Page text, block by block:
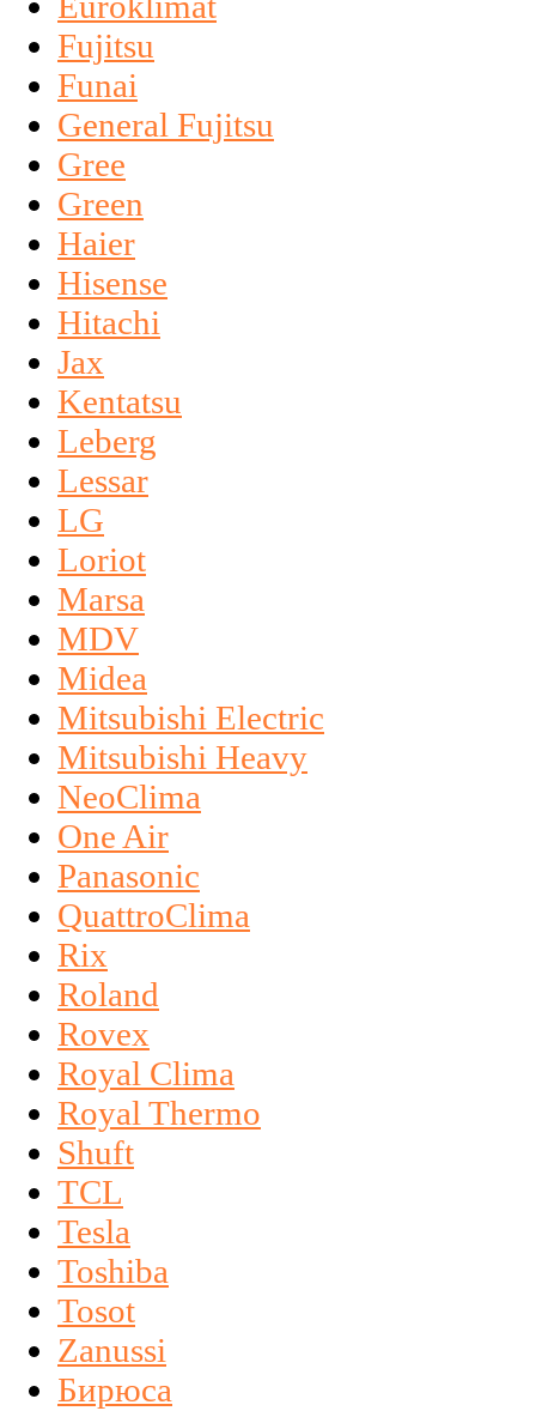
Fujitsu
Funai
General Fujitsu
Gree
Green
Haier
Hisense
Hitachi
Jax
Kentatsu
Leberg
Lessar
LG
Loriot
Marsa
MDV
Midea
Mitsubishi Electric
Mitsubishi Heavy
NeoClima
One Air
Panasonic
QuattroClima
Rix
Roland
Rovex
Royal Clima
Royal Thermo
Shuft
TCL
Tesla
Toshiba
Tosot
Zanussi
Бирюса